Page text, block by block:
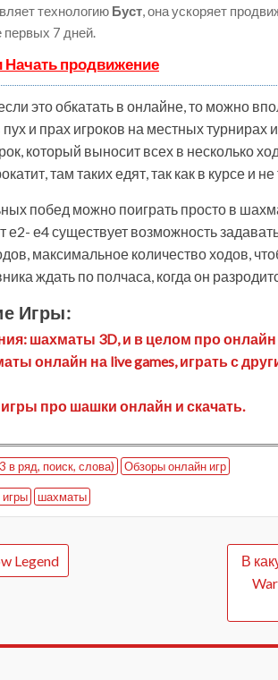
технологию Буст, она ускоряет
первых 7 дней.
Начать продвижение
это обкатать в онлайне, то можно
и прах игроков на местных турнирах
который выносит всех в несколько
там таких едят, так как в курсе и
побед можно поиграть просто в
е2- е4 существует возможность
максимальное количество ходов,
ждать по полчаса, когда он
Игры:
шахматы 3D, и в целом про
онлайн на live games, играть с
про шашки онлайн и скачать.
в ряд, поиск, слова) Обзоры онлайн игр
игры шахматы
Legend
В